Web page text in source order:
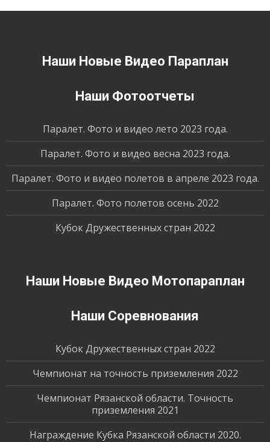
Наши Новые Видео Параплан
Наши Фотоотчеты
Паралет. Фото и видео лето 2023 года.
Паралет. Фото и видео весна 2023 года.
Паралет. Фото и видео полетов в апреле 2023 года.
Паралет. Фото полетов осень 2022
Кубок Дружественных стран 2022
Наши Новые Видео Мотопараплан
Наши Соревнования
Кубок Дружественных стран 2022
Чемпионат на точность приземления 2022
Чемпионат Рязанской области. Точность
приземления 2021
Награждение Кубка Рязанской области 2020.